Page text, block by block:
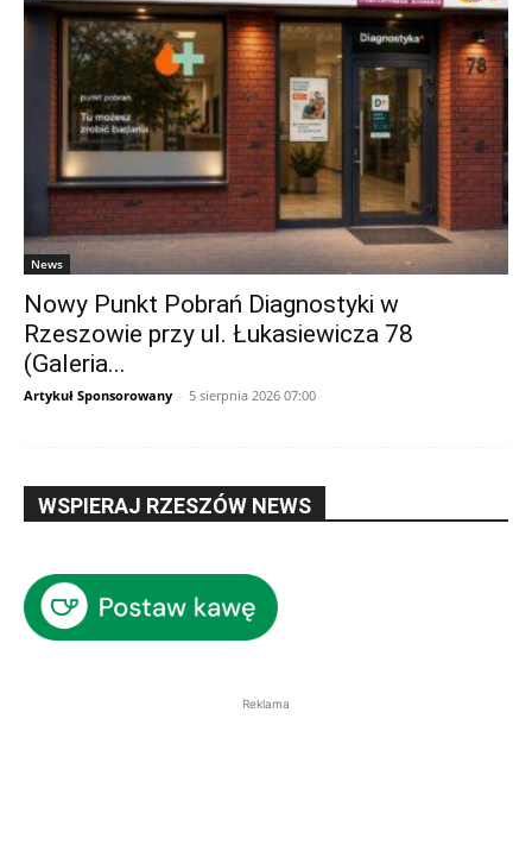
News
Nowy Punkt Pobrań Diagnostyki w
Rzeszowie przy ul. Łukasiewicza 78
(Galeria...
Artykuł Sponsorowany - 5 sierpnia 2026 07:00
WSPIERAJ RZESZÓW NEWS
Reklama